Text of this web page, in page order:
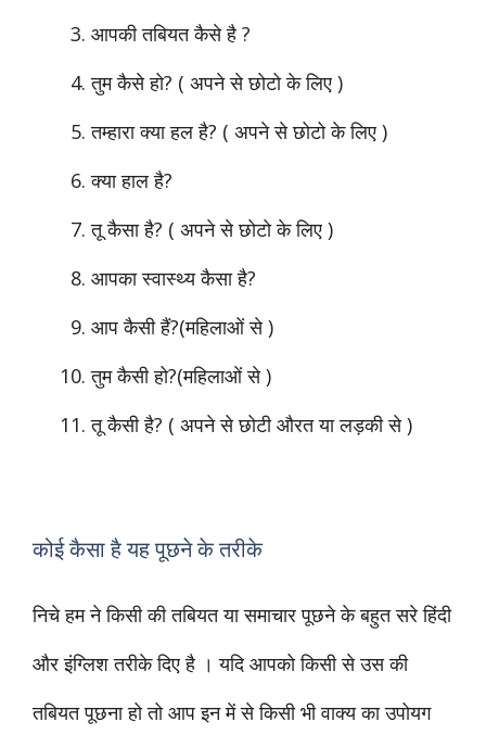
आपकी तबियत कैसे है ?
तुम कैसे हो? ( अपने से छोटो के लिए )
तम्हारा क्या हल है? ( अपने से छोटो के लिए )
क्या हाल है?
तू कैसा है? ( अपने से छोटो के लिए )
आपका स्वास्थ्य कैसा है?
आप कैसी हैं?(महिलाओं से )
तुम कैसी हो?(महिलाओं से )
तू कैसी है? ( अपने से छोटी औरत या लड़की से )
कोई कैसा है यह पूछने के तरीके
निचे हम ने किसी की तबियत या समाचार पूछने के बहुत सरे हिंदी
और इंग्लिश तरीके दिए है । यदि आपको किसी से उस की
तबियत पूछना हो तो आप इन में से किसी भी वाक्य का उपोयग